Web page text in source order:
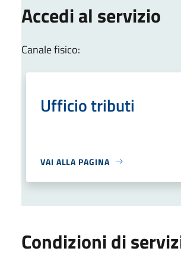
Accedi al servizio
Canale fisico:
Ufficio tributi
VAI ALLA PAGINA
Condizioni di